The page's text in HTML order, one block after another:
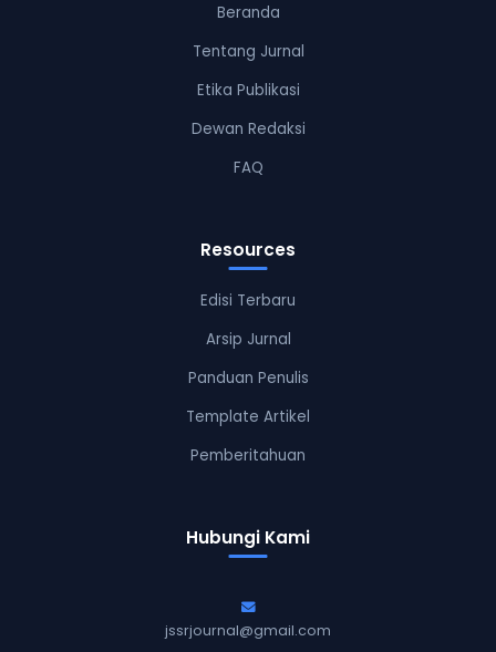
Beranda
Tentang Jurnal
Etika Publikasi
Dewan Redaksi
FAQ
Resources
Edisi Terbaru
Arsip Jurnal
Panduan Penulis
Template Artikel
Pemberitahuan
Hubungi Kami
jssrjournal@gmail.com